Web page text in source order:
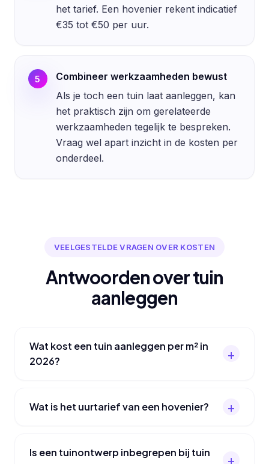
het tarief. Een hovenier rekent indicatief
€35 tot €50 per uur.
5
Combineer werkzaamheden bewust
Als je toch een tuin laat aanleggen, kan
het praktisch zijn om gerelateerde
werkzaamheden tegelijk te bespreken.
Vraag wel apart inzicht in de kosten per
onderdeel.
VEELGESTELDE VRAGEN OVER KOSTEN
Antwoorden over tuin
aanleggen
Wat kost een tuin aanleggen per m² in
2026?
Wat is het uurtarief van een hovenier?
Is een tuinontwerp inbegrepen bij tuin